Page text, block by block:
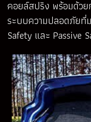
คอยล์สปริง พร้อมด้วย
ระบบความปลอดภัยที่
Safety และ Passive